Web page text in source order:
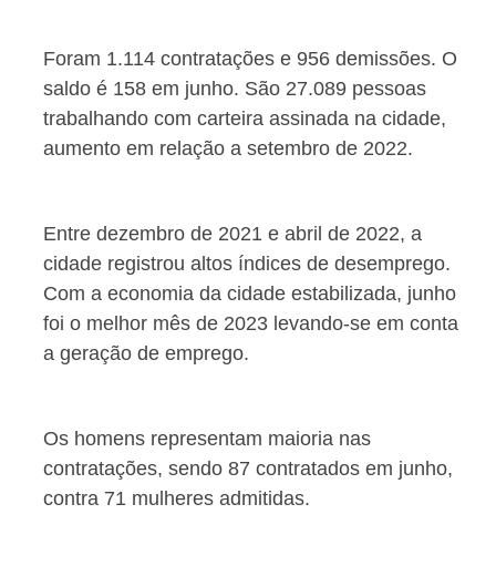
Foram 1.114 contratações e 956 demissões. O
saldo é 158 em junho. São 27.089 pessoas
trabalhando com carteira assinada na cidade,
aumento em relação a setembro de 2022.
Entre dezembro de 2021 e abril de 2022, a
cidade registrou altos índices de desemprego.
Com a economia da cidade estabilizada, junho
foi o melhor mês de 2023 levando-se em conta
a geração de emprego.
Os homens representam maioria nas
contratações, sendo 87 contratados em junho,
contra 71 mulheres admitidas.